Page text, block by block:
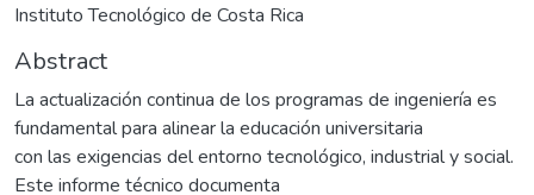
Instituto Tecnológico de Costa Rica
Abstract
La actualización continua de los programas de ingeniería es
fundamental para alinear la educación universitaria
con las exigencias del entorno tecnológico, industrial y social.
Este informe técnico documenta